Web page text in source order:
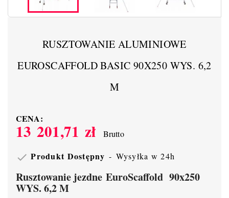
RUSZTOWANIE ALUMINIOWE
EUROSCAFFOLD BASIC 90X250 WYS. 6,2
M
CENA:
13 201,71 zł Brutto
 Produkt Dostępny Wysyłka w 24h
Rusztowanie jezdne EuroScaffold 90x250
WYS. 6,2 M